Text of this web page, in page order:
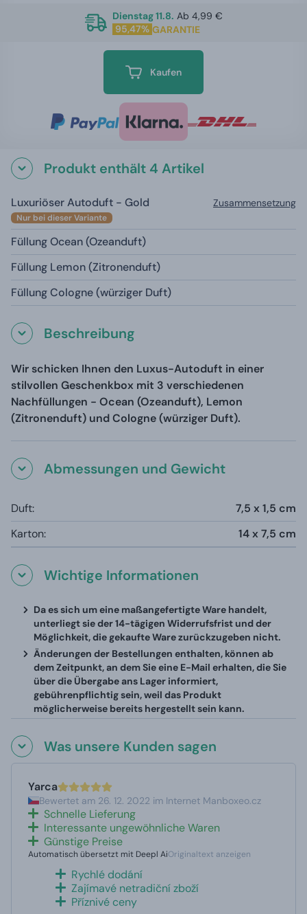
Dienstag 11.8. Ab 4,99 €
95,47% GARANTIE
Kaufen
Produkt enthält 4 Artikel
Luxuriöser Autoduft - Gold
Nur bei dieser Variante
Zusammensetzung
Füllung Ocean (Ozeanduft)
Füllung Lemon (Zitronenduft)
Füllung Cologne (würziger Duft)
Beschreibung
Wir schicken Ihnen den Luxus-Autoduft in einer
stilvollen Geschenkbox mit 3 verschiedenen
Nachfüllungen - Ocean (Ozeanduft), Lemon
(Zitronenduft) und Cologne (würziger Duft).
Abmessungen und Gewicht
Duft:
7,5 x 1,5 cm
Karton:
14 x 7,5 cm
Wichtige Informationen
Da es sich um eine maßangefertigte Ware handelt,
unterliegt sie der 14-tägigen Widerrufsfrist und der
Möglichkeit, die gekaufte Ware zurückzugeben nicht.
Änderungen der Bestellungen enthalten, können ab
dem Zeitpunkt, an dem Sie eine E-Mail erhalten, die Sie
über die Übergabe ans Lager informiert,
gebührenpflichtig sein, weil das Produkt
möglicherweise bereits hergestellt sein kann.
Was unsere Kunden sagen
Yarca
Bewertet am 26. 12. 2022 im Internet Manboxeo.cz
Schnelle Lieferung
Interessante ungewöhnliche Waren
Günstige Preise
Automatisch übersetzt mit Deepl AiOriginaltext anzeigen
Rychlé dodání
Zajímavé netradiční zboží
Příznivé ceny